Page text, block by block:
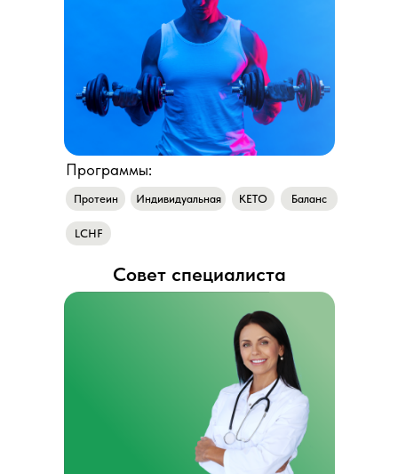
Совет специалиста
Программы:
Протеин Индивидуальная КEТО Баланс
LCHF